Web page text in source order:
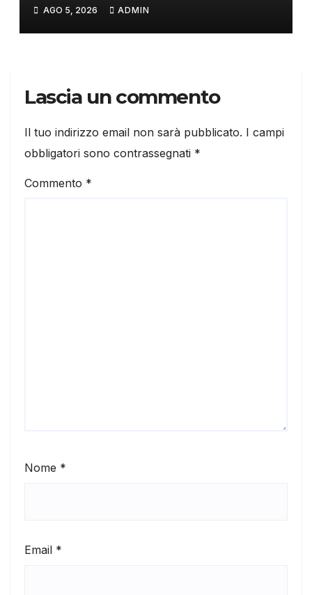
AGO 5, 2026 ADMIN
Lascia un commento
Il tuo indirizzo email non sarà pubblicato. I campi
obbligatori sono contrassegnati *
Commento *
Nome *
Email *